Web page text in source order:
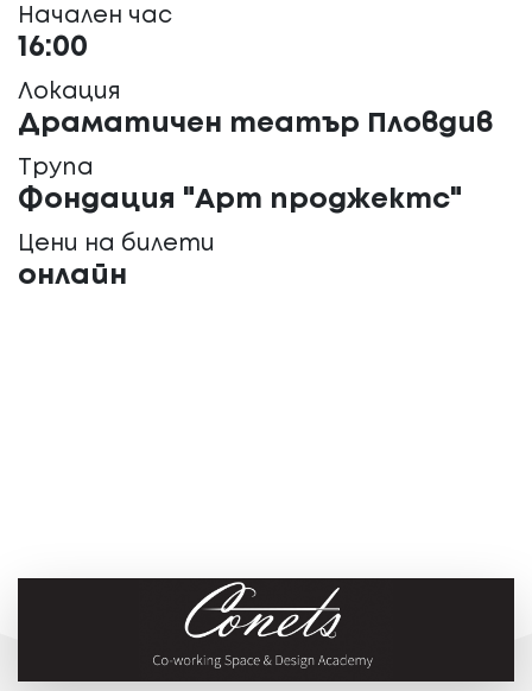
Начален час
16:00
Локация
Драматичен театър Пловдив
Трупа
Фондация "Арт проджектс"
Цени на билети
онлайн